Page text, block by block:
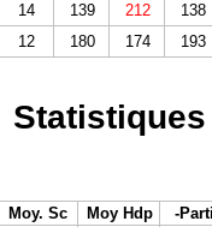
14 139 212
138
12 180 174 193
Moy. Sc Moy Hdp
-